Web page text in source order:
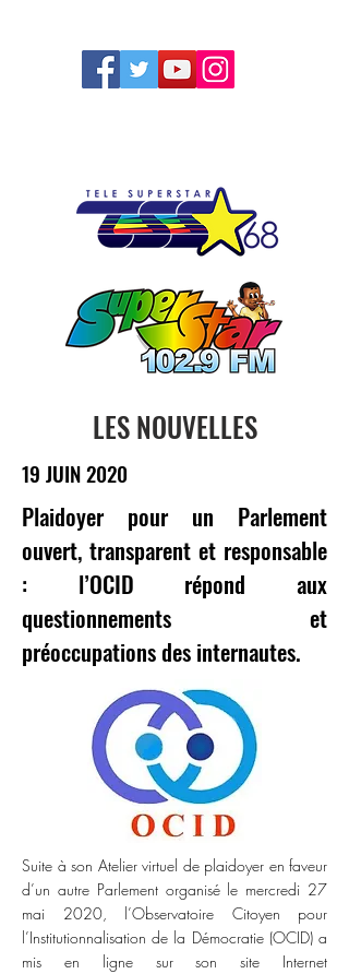
Plaidoyer pour un Parlement
ouvert, transparent et responsable
: l’OCID répond aux
questionnements et
préoccupations des internautes.
19 JUIN 2020
Suite à son Atelier virtuel de plaidoyer en faveur
d’un autre Parlement organisé le mercredi 27
mai 2020, l’Observatoire Citoyen pour
l’Institutionnalisation de la Démocratie (OCID) a
mis en ligne sur son site Internet
LES NOUVELLES